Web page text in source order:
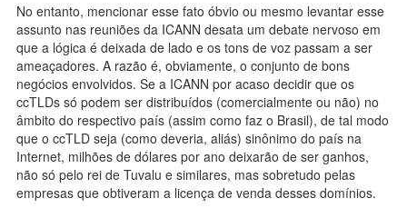
No entanto, mencionar esse fato óbvio ou mesmo levantar esse
assunto nas reuniões da ICANN desata um debate nervoso em
que a lógica é deixada de lado e os tons de voz passam a ser
ameaçadores. A razão é, obviamente, o conjunto de bons
negócios envolvidos. Se a ICANN por acaso decidir que os
ccTLDs só podem ser distribuídos (comercialmente ou não) no
âmbito do respectivo país (assim como faz o Brasil), de tal modo
que o ccTLD seja (como deveria, aliás) sinônimo do país na
Internet, milhões de dólares por ano deixarão de ser ganhos,
não só pelo rei de Tuvalu e similares, mas sobretudo pelas
empresas que obtiveram a licença de venda desses domínios.